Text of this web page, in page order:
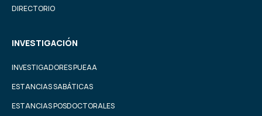
DIRECTORIO
INVESTIGACIÓN
INVESTIGADORES PUEAA
ESTANCIAS SABÁTICAS
ESTANCIAS POSDOCTORALES